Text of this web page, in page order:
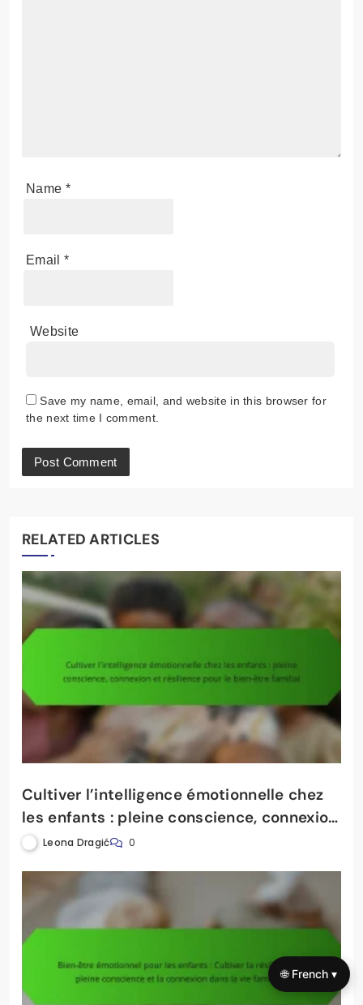
Name *
Email *
Website
Save my name, email, and website in this browser for
the next time I comment.
RELATED ARTICLES
Cultiver l’intelligence émotionnelle chez
les enfants : pleine conscience, connexion
et résilience pour le bien-être familial
Leona Dragić 0
🌐 French ▾